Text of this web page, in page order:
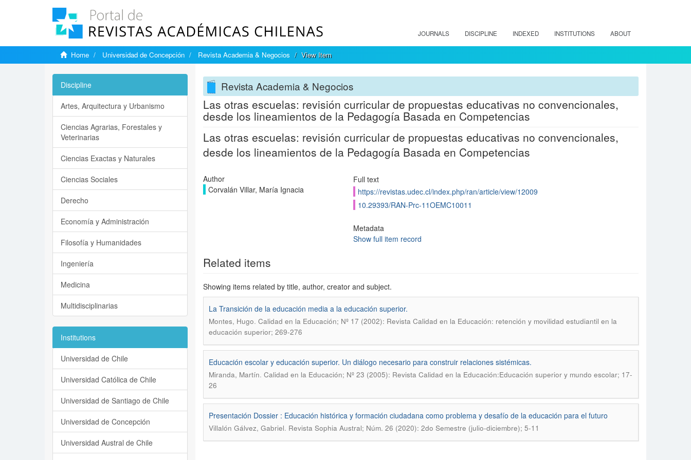
JOURNALS DISCIPLINE INDEXED INSTITUTIONS ABOUT
Home Universidad de Concepción Revista Academia & Negocios View Item
Revista Academia & Negocios
Las otras escuelas: revisión curricular de propuestas educativas no convencionales,
desde los lineamientos de la Pedagogía Basada en Competencias
Las otras escuelas: revisión curricular de propuestas educativas no convencionales,
desde los lineamientos de la Pedagogía Basada en Competencias
Author
Corvalán Villar, María Ignacia
Full text
https://revistas.udec.cl/index.php/ran/article/view/12009
10.29393/RAN-Prc-11OEMC10011
Metadata
Show full item record
Related items
Showing items related by title, author, creator and subject.
La Transición de la educación media a la educación superior.
Montes, Hugo. Calidad en la Educación; Nº 17 (2002): Revista Calidad en la Educación: retención y movilidad estudiantil en la
educación superior; 269-276
Educación escolar y educación superior. Un diálogo necesario para construir relaciones sistémicas.
Miranda, Martín. Calidad en la Educación; Nº 23 (2005): Revista Calidad en la Educación:Educación superior y mundo escolar; 17-
26
Presentación Dossier : Educación histórica y formación ciudadana como problema y desafío de la educación para el futuro
Villalón Gálvez, Gabriel. Revista Sophia Austral; Núm. 26 (2020): 2do Semestre (julio-diciembre); 5-11
Discipline
Artes, Arquitectura y Urbanismo
Ciencias Agrarias, Forestales y
Veterinarias
Ciencias Exactas y Naturales
Ciencias Sociales
Derecho
Economía y Administración
Filosofía y Humanidades
Ingeniería
Medicina
Multidisciplinarias
Institutions
Universidad de Chile
Universidad Católica de Chile
Universidad de Santiago de Chile
Universidad de Concepción
Universidad Austral de Chile